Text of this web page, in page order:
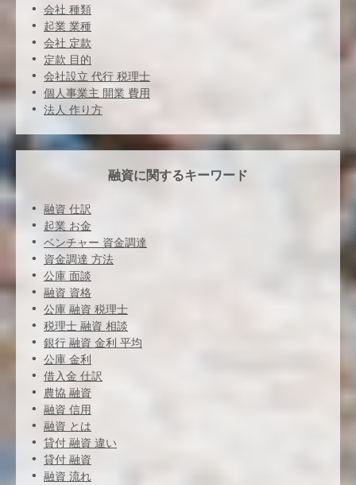
会社 種類
起業 業種
会社 定款
定款 目的
会社設立 代行 税理士
個人事業主 開業 費用
法人 作り方
融資に関するキーワード
融資 仕訳
起業 お金
ベンチャー 資金調達
資金調達 方法
公庫 面談
融資 資格
公庫 融資 税理士
税理士 融資 相談
銀行 融資 金利 平均
公庫 金利
借入金 仕訳
農協 融資
融資 信用
融資 とは
貸付 融資 違い
貸付 融資
融資 流れ